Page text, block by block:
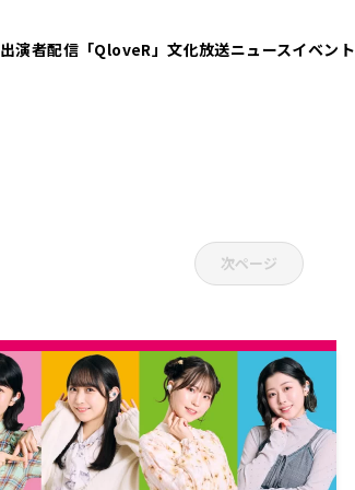
出演者配信「QloveR」文化放送ニュースイベント
次ページ